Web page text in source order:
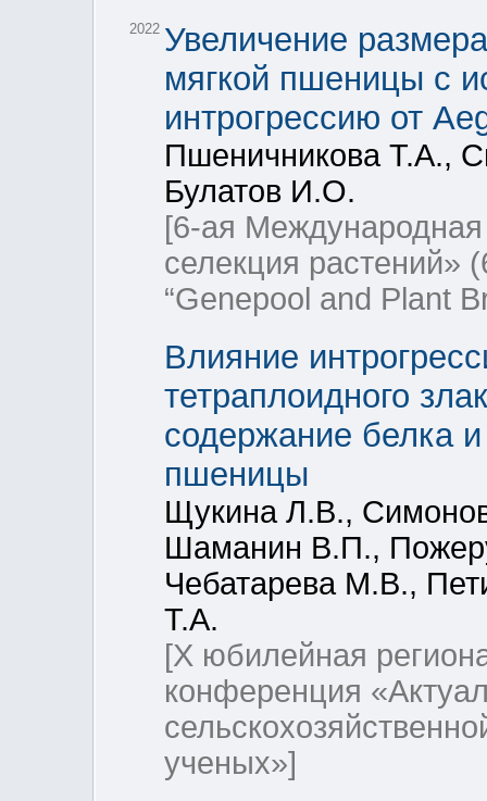
2022 Увеличение
мягкой пшеницы с
интрогрессию от
Пшеничникова Т.А.,
Булатов И.О.
[6-ая
селекция растений»
“Genepool and Plant
Влияние
тетраплоидного
содержание белка
пшеницы
Щукина Л.В.,
Шаманин В.П.,
Чебатарева М.В.,
Т.А.
[X юбилейная
конференция
ученых»]